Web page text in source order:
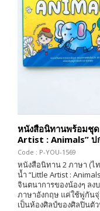
หนังสือนิทานพร้อมชุ
Artist : Animals” ป
Code : P-YOU-1569
หนังสือนิทาน 2 ภาษา (ไ
น้ำ “Little Artist :
จินตนาการของน้องๆ ล
ภาษาอังกฤษ แค่ใช้พู่กัน
เป็นห้องศิลป์ของศิลปินตั